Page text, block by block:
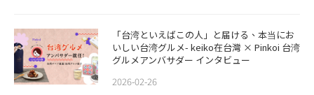
「台湾といえばこの人」と届ける、本当にお
いしい台湾グルメ- keiko在台灣 × Pinkoi 台湾
グルメアンバサダー インタビュー
2026-02-26